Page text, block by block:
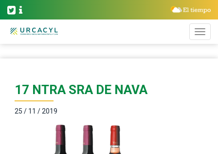
17 NTRA SRA DE NAVA
25 / 11 / 2019